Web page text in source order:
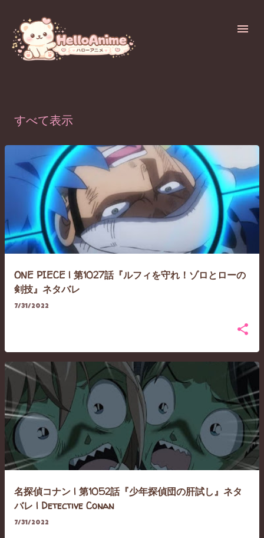
すべて表示
稿
ONE PIECE | 第1027話『ルフィを守れ！ゾロとローの
剣技』ネタバレ
7/31/2022
名探偵コナン | 第1052話『少年探偵団の肝試し』ネタ
バレ | Detective Conan
7/31/2022